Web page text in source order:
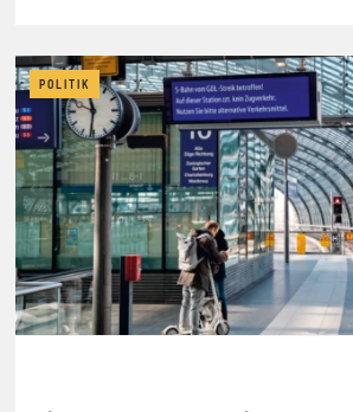
POLITIK